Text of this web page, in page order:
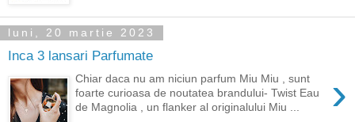
luni, 20 martie 2023
Inca 3 lansari Parfumate
›
Chiar daca nu am niciun parfum Miu Miu , sunt
foarte curioasa de noutatea brandului- Twist Eau
de Magnolia , un flanker al originalului Miu ...